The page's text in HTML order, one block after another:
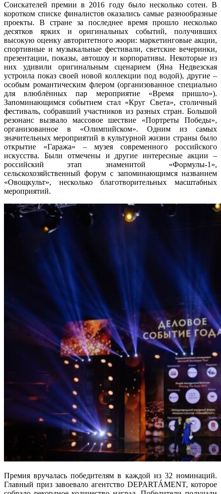
Соискателей премии в 2016 году было несколько сотен. В
коротком списке финалистов оказались самые разнообразные
проекты. В стране за последнее время прошло несколько
десятков ярких и оригинальных событий, получивших
высокую оценку авторитетного жюри: маркетинговые акции,
спортивные и музыкальные фестивали, светские вечеринки,
презентации, показы, автошоу и корпоративы. Некоторые из
них удивили оригинальным сценарием (Яна Недвезская
устроила показ своей новой коллекции под водой), другие –
особым романтическим флером (организованное специально
для влюблённых пар мероприятие «Время пришло»).
Запоминающимся событием стал «Круг Света», столичный
фестиваль, собравший участников из разных стран. Большой
резонанс вызвало массовое шествие «Портреты Победы»,
организованное в «Олимпийском». Одним из самых
значительных мероприятий в культурной жизни страны было
открытие «Гаража» – музея современного российского
искусства. Были отмечены и другие интересные акции –
российский этап знаменитой «Формулы-1»,
сельскохозяйственный форум с запоминающимся названием
«Овощкульт», несколько благотворительных масштабных
мероприятий.
Премия вручалась победителям в каждой из 32 номинаций.
Главный приз завоевало агентство DEPARTÁMENT, которое